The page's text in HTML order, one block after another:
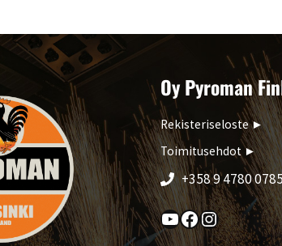
Oy Pyroman
Rekisteriseloste►
Toimitusehdot►
+358 9 4780 0785
YouTube Facebook Instagram